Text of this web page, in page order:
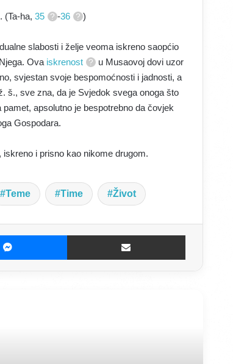
(Ta-ha,35 -36 )
slabosti i želje veoma iskreno saopćio
Ova iskrenost
u Musaovoj dovi uzor
svjestan svoje bespomoćnosti i jadnosti, a
š., sve zna, da je Svjedok svega onoga što
apsolutno je bespotrebno da čovjek
Gospodara.
i prisno kao nikome drugom.
Teme Time Život
Messenger Dijeljenje E-poštom